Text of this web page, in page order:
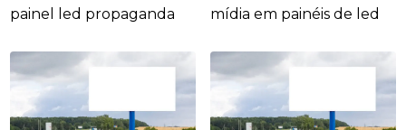
painel led propaganda mídia em painéis de led